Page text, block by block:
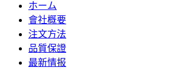
ホーム
會社概要
注文方法
品質保證
最新情报